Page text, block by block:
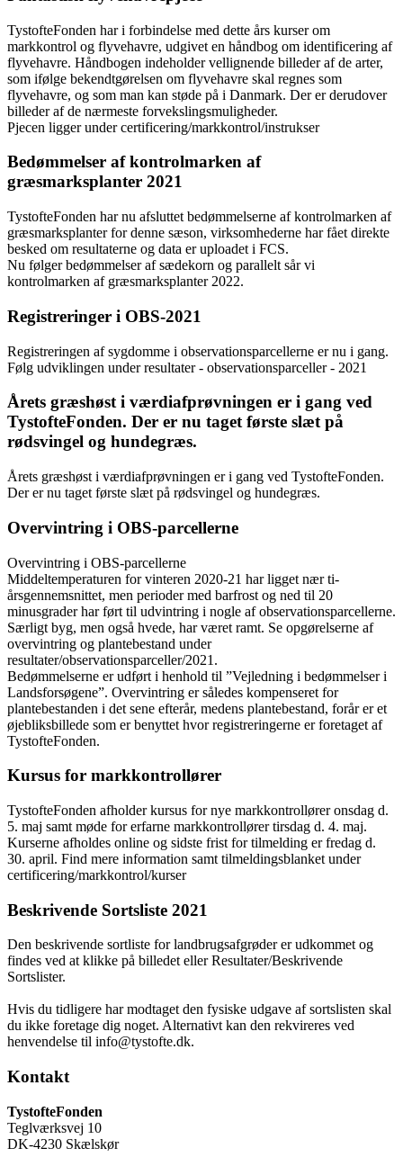
TystofteFonden har i forbindelse med dette års kurser om
markkontrol og flyvehavre, udgivet en håndbog om identificering af
flyvehavre. Håndbogen indeholder vellignende billeder af de arter,
som ifølge bekendtgørelsen om flyvehavre skal regnes som
flyvehavre, og som man kan støde på i Danmark. Der er derudover
billeder af de nærmeste forvekslingsmuligheder.
Pjecen ligger under certificering/markkontrol/instrukser
Bedømmelser af kontrolmarken af
græsmarksplanter 2021
TystofteFonden har nu afsluttet bedømmelserne af kontrolmarken af
græsmarksplanter for denne sæson, virksomhederne har fået direkte
besked om resultaterne og data er uploadet i FCS.
Nu følger bedømmelser af sædekorn og parallelt sår vi
kontrolmarken af græsmarksplanter 2022.
Registreringer i OBS-2021
Registreringen af sygdomme i observationsparcellerne er nu i gang.
Følg udviklingen under resultater - observationsparceller - 2021
Årets græshøst i værdiafprøvningen er i gang ved
TystofteFonden. Der er nu taget første slæt på
rødsvingel og hundegræs.
Årets græshøst i værdiafprøvningen er i gang ved TystofteFonden.
Der er nu taget første slæt på rødsvingel og hundegræs.
Overvintring i OBS-parcellerne
Overvintring i OBS-parcellerne
Middeltemperaturen for vinteren 2020-21 har ligget nær ti-
årsgennemsnittet, men perioder med barfrost og ned til 20
minusgrader har ført til udvintring i nogle af observationsparcellerne.
Særligt byg, men også hvede, har været ramt. Se opgørelserne af
overvintring og plantebestand under
resultater/observationsparceller/2021.
Bedømmelserne er udført i henhold til ”Vejledning i bedømmelser i
Landsforsøgene”. Overvintring er således kompenseret for
plantebestanden i det sene efterår, medens plantebestand, forår er et
øjebliksbillede som er benyttet hvor registreringerne er foretaget af
TystofteFonden.
Kursus for markkontrollører
TystofteFonden afholder kursus for nye markkontrollører onsdag d.
5. maj samt møde for erfarne markkontrollører tirsdag d. 4. maj.
Kurserne afholdes online og sidste frist for tilmelding er fredag d.
30. april. Find mere information samt tilmeldingsblanket under
certificering/markkontrol/kurser
Beskrivende Sortsliste 2021
Den beskrivende sortliste for landbrugsafgrøder er udkommet og
findes ved at klikke på billedet eller Resultater/Beskrivende
Sortslister.
Hvis du tidligere har modtaget den fysiske udgave af sortslisten skal
du ikke foretage dig noget. Alternativt kan den rekvireres ved
henvendelse til info@tystofte.dk.
Kontakt
TystofteFonden
Teglværksvej 10
DK-4230 Skælskør